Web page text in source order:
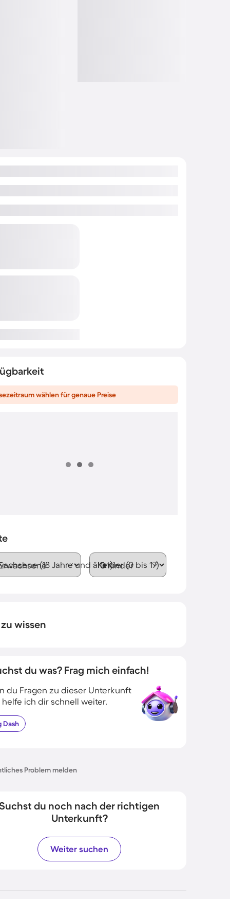
wählen für genaue Preise
(18 Jahre und älter)Kinder (0 bis 17)
wissen
du was? Frag mich einfach!
du Fragen zu dieser Unterkunft
helfe ich dir schnell weiter.
Dash
Problem melden
du noch nach der richtigen
Unterkunft?
Weiter suchen